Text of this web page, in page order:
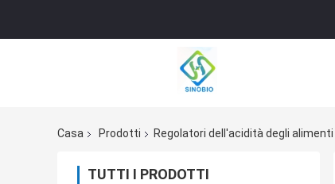
Casa Prodotti Regolatori dell'acidità degli alimenti
TUTTI I PRODOTTI